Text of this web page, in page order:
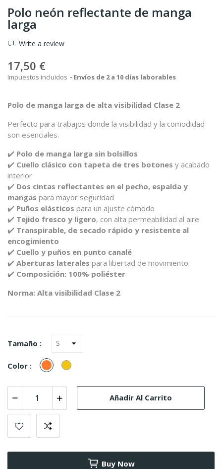
Polo neón reflectante de manga
larga
Write a review
17,50 €
Impuestos incluidos Envíos de 2 a 10 días laborables
Polo de manga larga de alta visibilidad Clase 2
Perfecto para trabajos donde la visibilidad y la comodidad
son esenciales.
✔️ Polo de manga larga sin bolsillos
✔️ Cuello clásico con tapeta de tres botones y acabado
interior
✔️ Dos cintas reflectantes en el pecho, espalda y
mangas para mayor seguridad
✔️ Puños elásticos para un ajuste cómodo
✔️ Tejido fresco y ligero, con alta permeabilidad al aire
✔️ Transpirable, de secado rápido y resistente al
encogimiento
✔️ Cuello y puños en punto canalé
✔️ Aberturas laterales para libertad de movimiento
✔️ Composición: 100% poliéster
Norma: Alta visibilidad Clase 2
Tamaño :
Color : NaranjaAmarillo
Añadir Al Carrito
Buy Now